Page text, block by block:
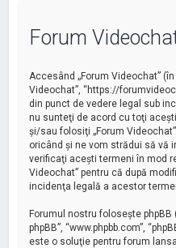
Forum
Accesând „Forum Videochat”
Videochat”, “https://
din punct de vedere legal sub
nu sunteţi de acord cu toţi
şi/sau folosiţi „Forum
oricând şi ne vom strădui să vă
verificaţi aceşti termeni în mod
Videochat” pentru că după
incidenţa legală a acestor
Forumul nostru foloseşte phpBB
phpBB”, “www.phpbb.com”,
este o soluţie pentru forum